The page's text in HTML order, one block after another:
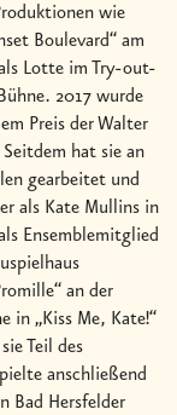
wie
Boulevard“ am
Lotte im Try-out-
2017 wurde
Preis der Walter
hat sie an
gearbeitet und
als Kate Mullins in
Ensemblemitglied
an der
in „Kiss Me, Kate!“
Teil des
anschließend
Bad Hersfelder